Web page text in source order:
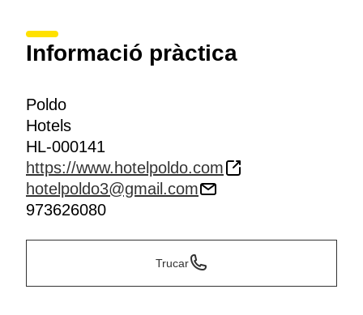
Informació pràctica
Poldo
Hotels
HL-000141
https://www.hotelpoldo.com
hotelpoldo3@gmail.com
973626080
Trucar